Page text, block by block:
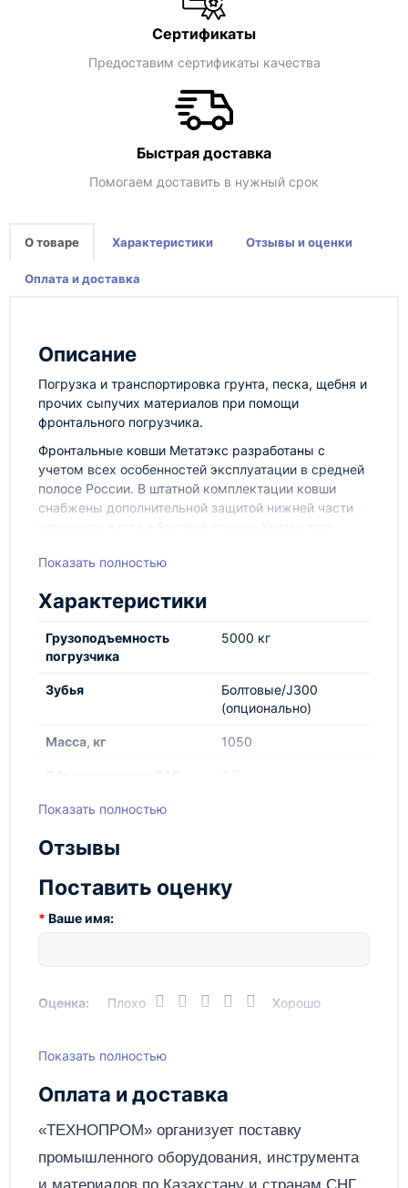
Сертификаты
Предоставим сертификаты качества
Быстрая доставка
Помогаем доставить в нужный срок
О товаре Характеристики Отзывы и оценки
Оплата и доставка
Описание
Погрузка и транспортировка грунта, песка, щебня и
прочих сыпучих материалов при помощи
фронтального погрузчика.
Фронтальные ковши Метатэкс разработаны с
учетом всех особенностей эксплуатации в средней
полосе России. В штатной комплектации ковши
снабжены дополнительной защитой нижней части
коренного листа и боковой стенки. Кроме того,
скальной модификации ковша.
По желанию клиента фронтальные ковши
комплектуются комплектом зубьев или сменной
болтовой кромкой. Для особо тяжелых условий
эксплуатации возможно изготовление усиленных и
погрузчиков.
Показать полностью
Характеристики
Грузоподъемность
погрузчика
5000 кг
Зубья
Болтовые/J300
(опционально)
Масса, кг 1050
Показать полностью
Отзывы
Поставить оценку
Ваше имя:
Оценка: Плохо Хорошо
Написать отзыв
Показать полностью
Оплата и доставка
«ТЕХНОПРОМ» организует поставку
промышленного оборудования, инструмента